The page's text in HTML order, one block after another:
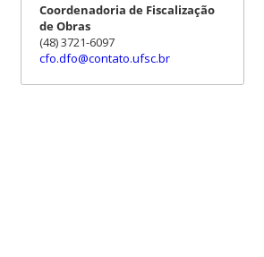
Coordenadoria de Fiscalização
de Obras
(48) 3721-6097
cfo.dfo@contato.ufsc.br